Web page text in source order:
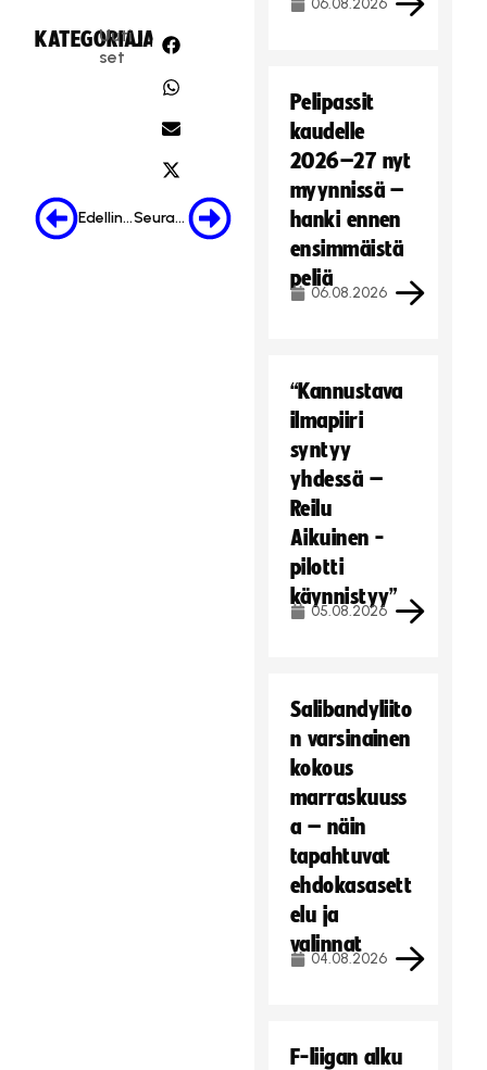
KATEGORIA:
Uuti
set
JAA:
Edellinen Seuraava
06.08.2026
Pelipassit
kaudelle
2026–27 nyt
myynnissä –
hanki ennen
ensimmäistä
peliä
06.08.2026
“Kannustava
ilmapiiri
syntyy
yhdessä –
Reilu
Aikuinen -
pilotti
käynnistyy”
05.08.2026
Salibandyliito
n varsinainen
kokous
marraskuuss
a – näin
tapahtuvat
ehdokasasett
elu ja
valinnat
04.08.2026
F-liigan alku